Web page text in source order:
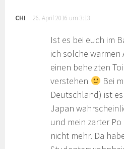
CHI 26. April 2016 um 3:13
Ist es bei euch im
ich solche warmen
einen beheizten
verstehen
Bei
Deutschland) ist
Japan
und mein zarter
nicht mehr. Da